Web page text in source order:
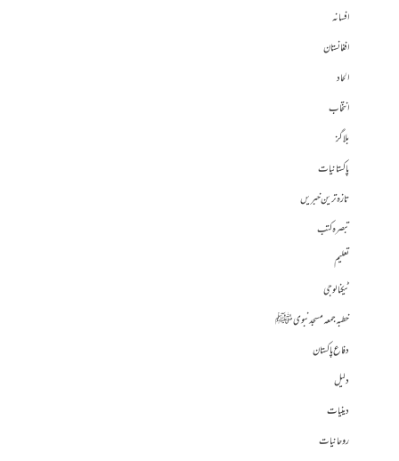
افسانہ
افغانستان
الحاد
انتخاب
بلاگز
پاکستانیات
تازہ ترین خبریں
تبصرہ کتب
تعلیم
ٹیکنالوجی
خطبہ جمعہ مسجد نبوی ﷺ
دفاع پاکستان
دلیل
دینیات
روحانیات